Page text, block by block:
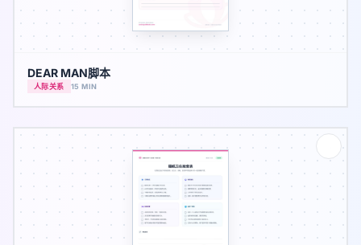
DEAR MAN脚本
人际关系 15 MIN